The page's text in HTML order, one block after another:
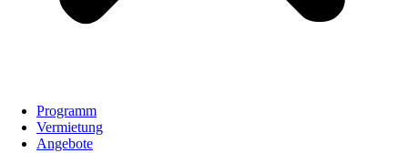
Programm
Vermietung
Angebote